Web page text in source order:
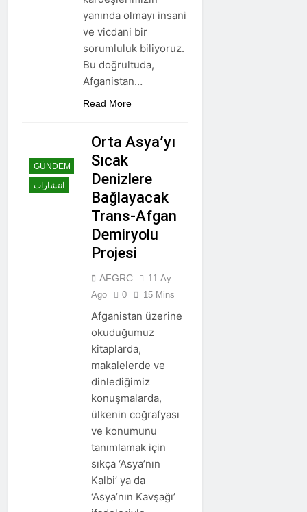
yanında olmayı insani
ve vicdani bir
sorumluluk biliyoruz.
Bu doğrultuda,
Afganistan…
Read More
GÜNDEM
انتشارات
Orta Asya’yı
Sıcak
Denizlere
Bağlayacak
Trans-Afgan
Demiryolu
Projesi
AFGRC
11 Ay
Ago
0 15 Mins
Afganistan üzerine
okuduğumuz
kitaplarda,
makalelerde ve
dinlediğimiz
konuşmalarda,
ülkenin coğrafyası
ve konumunu
tanımlamak için
sıkça ‘Asya’nın
Kalbi’ ya da
‘Asya’nın Kavşağı’